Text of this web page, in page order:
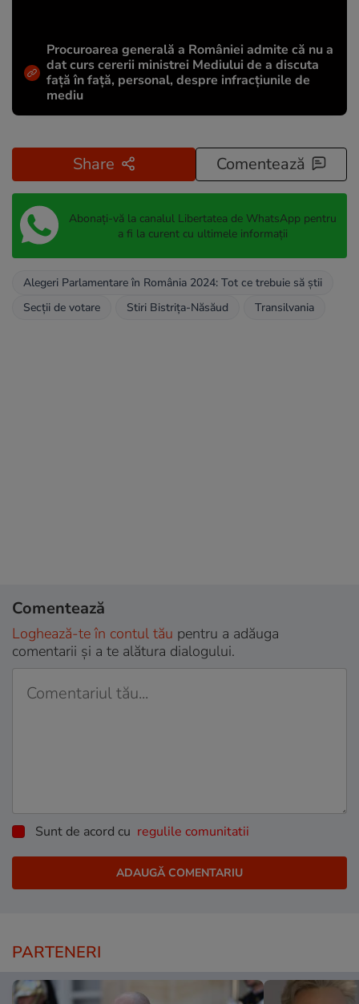
Procuroarea generală a României admite că nu a
dat curs cererii ministrei Mediului de a discuta
față în față, personal, despre infracțiunile de
mediu
Share Comentează
Abonați-vă la canalul Libertatea de WhatsApp pentru
a fi la curent cu ultimele informații
Alegeri Parlamentare în România 2024: Tot ce trebuie să știi
Secții de votare
Stiri Bistrița-Năsăud Transilvania
Comentează
Loghează-te în contul tău pentru a adăuga
comentarii și a te alătura dialogului.
Sunt de acord cu regulile comunitatii
PARTENERI